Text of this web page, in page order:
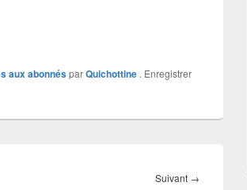
aux abonnésparQuichottine . Enregistrer
Suivant →